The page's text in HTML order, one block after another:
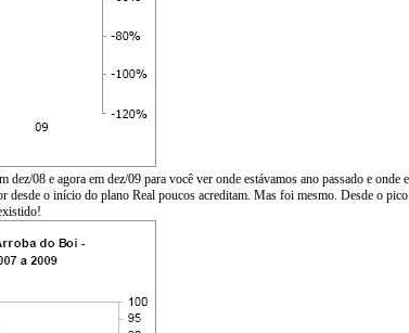
08 e agora em dez/09 para você ver onde estávamos ano passado e onde
o início do plano Real poucos acreditam. Mas foi mesmo. Desde o